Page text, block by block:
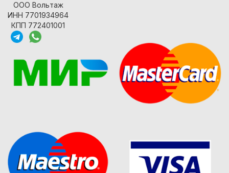
ООО Вольтаж
ИНН 7701934964
КПП 772401001